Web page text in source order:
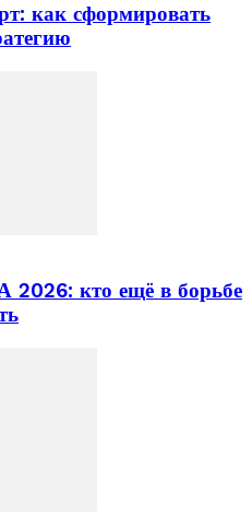
как сформировать
кто ещё в борьбе